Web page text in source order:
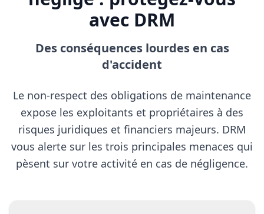
avec DRM
Des conséquences lourdes en cas
d'accident
Le non-respect des obligations de maintenance
expose les exploitants et propriétaires à des
risques juridiques et financiers majeurs. DRM
vous alerte sur les trois principales menaces qui
pèsent sur votre activité en cas de négligence.